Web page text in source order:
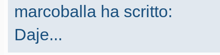
marcoballa ha scritto:
Daje...